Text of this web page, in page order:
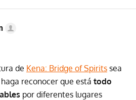
de Kena: Bridge of Spirits sea
reconocer que está todo
por diferentes lugares